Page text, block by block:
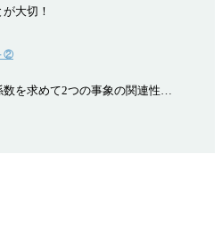
大切！
②
を求めて2つの事象の関連性…